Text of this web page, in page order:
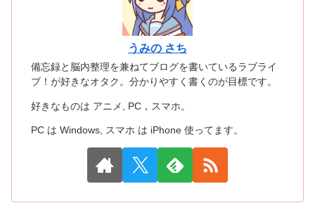
うみの さち
備忘録と脳内整理を兼ねてブログを書いているラブライ
ブ！が好きなオタク。分かりやすく書くのが目標です。
好きなものは アニメ, PC，スマホ。
PC は Windows, スマホ は iPhone 使ってます。